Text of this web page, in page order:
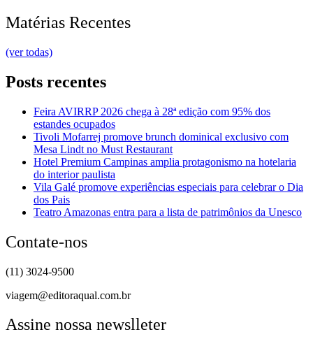
Matérias Recentes
(ver todas)
Posts recentes
Feira AVIRRP 2026 chega à 28ª edição com 95% dos
estandes ocupados
Tivoli Mofarrej promove brunch dominical exclusivo com
Mesa Lindt no Must Restaurant
Hotel Premium Campinas amplia protagonismo na hotelaria
do interior paulista
Vila Galé promove experiências especiais para celebrar o Dia
dos Pais
Teatro Amazonas entra para a lista de patrimônios da Unesco
Contate-nos
(11) 3024-9500
viagem@editoraqual.com.br
Assine nossa newslleter